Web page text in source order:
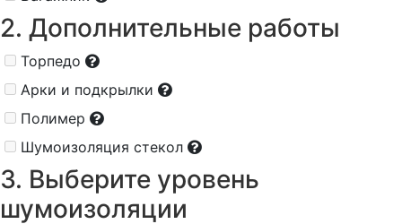
2. Дополнительные работы
Торпедо
Арки и подкрылки
Полимер
Шумоизоляция стекол
3. Выберите уровень
шумоизоляции